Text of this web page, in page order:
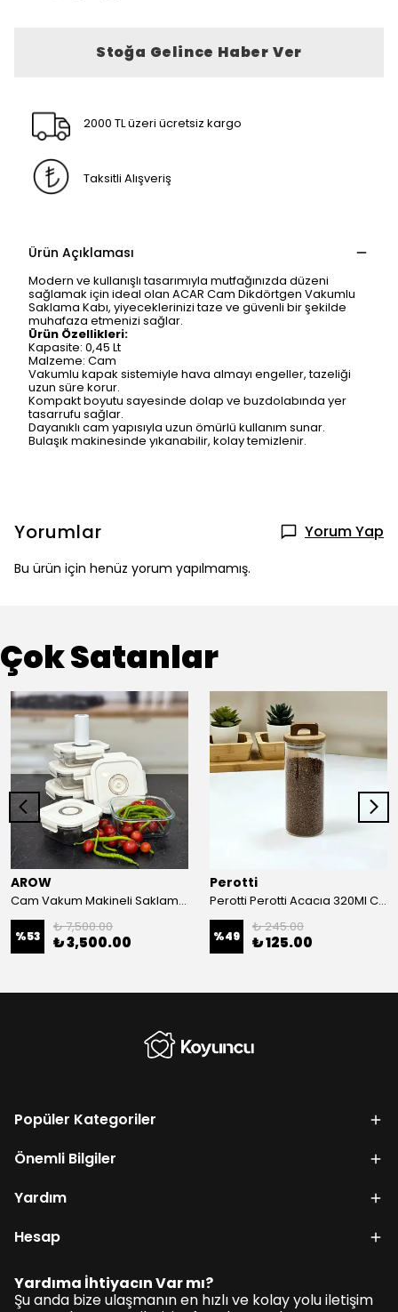
Stoğa Gelince Haber Ver
2000 TL üzeri ücretsiz kargo
Taksitli Alışveriş
Ürün Açıklaması
Modern ve kullanışlı tasarımıyla mutfağınızda düzeni
sağlamak için ideal olan ACAR Cam Dikdörtgen Vakumlu
Saklama Kabı, yiyeceklerinizi taze ve güvenli bir şekilde
muhafaza etmenizi sağlar.
Ürün Özellikleri:
Kapasite: 0,45 Lt
Malzeme: Cam
Vakumlu kapak sistemiyle hava almayı engeller, tazeliği
uzun süre korur.
Kompakt boyutu sayesinde dolap ve buzdolabında yer
tasarrufu sağlar.
Dayanıklı cam yapısıyla uzun ömürlü kullanım sunar.
Bulaşık makinesinde yıkanabilir, kolay temizlenir.
Yorumlar Yorum Yap
Bu ürün için henüz yorum yapılmamış.
Çok Satanlar
AROW
Cam Vakum Makineli Saklama Kabı Seti
%53
₺ 7,500.00
₺ 3,500.00
Perotti
Perotti Perotti Acacıa 320Ml Cam Kavanoz 6.5*15
%49
₺ 245.00
₺ 125.00
Popüler Kategoriler
Önemli Bilgiler
Yardım
Hesap
Yardıma İhtiyacın Var mı?
Şu anda bize ulaşmanın en hızlı ve kolay yolu iletişim